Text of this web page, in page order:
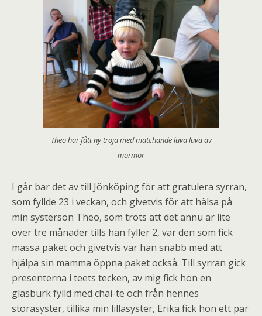
Theo har fått ny tröja med matchande luva luva av
mormor
I går bar det av till Jönköping för att gratulera syrran,
som fyllde 23 i veckan, och givetvis för att hälsa på
min systerson Theo, som trots att det ännu är lite
över tre månader tills han fyller 2, var den som fick
massa paket och givetvis var han snabb med att
hjälpa sin mamma öppna paket också. Till syrran gick
presenterna i teets tecken, av mig fick hon en
glasburk fylld med chai-te och från hennes
storasyster, tillika min lillasyster, Erika fick hon ett par